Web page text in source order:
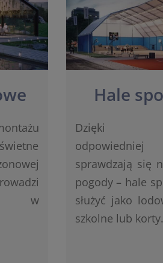
w
Hale
Dzięki
odpowiedniej
sprawdzają się
pogody – hale
służyć jako
szkolne lub korty.